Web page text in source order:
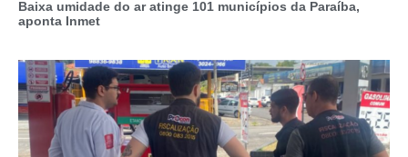
Baixa umidade do ar atinge 101 municípios da Paraíba,
aponta Inmet